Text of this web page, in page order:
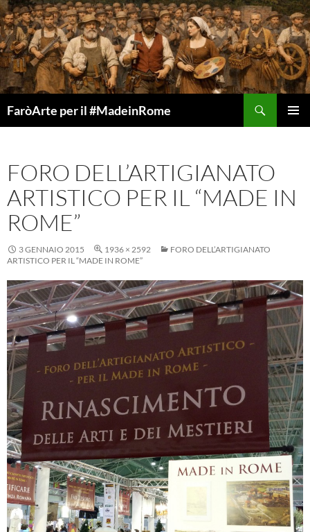
Vai
al
contenuto
FaròArte per il #MadeinRome
FORO DELL’ARTIGIANATO
ARTISTICO PER IL “MADE IN
ROME”
3 GENNAIO 2015 1936 × 2592
FORO DELL’ARTIGIANATO
ARTISTICO PER IL “MADE IN ROME”